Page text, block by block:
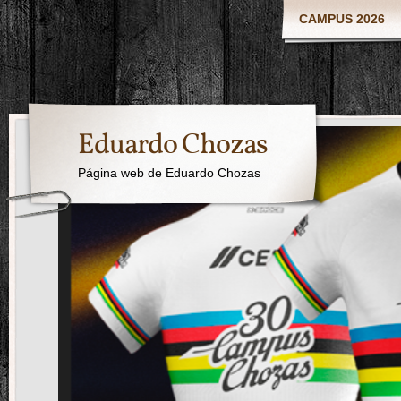
CAMPUS 2026
Eduardo Chozas
Página web de Eduardo Chozas